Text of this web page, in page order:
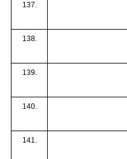
137.
138.
139.
140.
141.